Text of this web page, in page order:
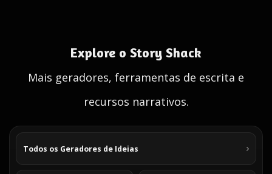
Explore o Story Shack
Mais geradores, ferramentas de escrita e
recursos narrativos.
Todos os Geradores de Ideias